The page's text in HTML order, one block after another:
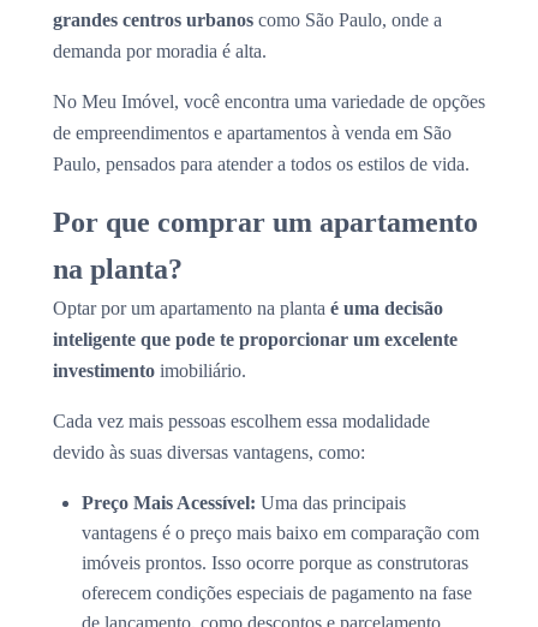
grandes centros urbanos como São Paulo, onde a
demanda por moradia é alta.
No Meu Imóvel, você encontra uma variedade de opções
de empreendimentos e apartamentos à venda em São
Paulo, pensados para atender a todos os estilos de vida.
Por que comprar um apartamento
na planta?
Optar por um apartamento na planta é uma decisão
inteligente que pode te proporcionar um excelente
investimento imobiliário.
Cada vez mais pessoas escolhem essa modalidade
devido às suas diversas vantagens, como:
Preço Mais Acessível: Uma das principais
vantagens é o preço mais baixo em comparação com
imóveis prontos. Isso ocorre porque as construtoras
oferecem condições especiais de pagamento na fase
de lançamento, como descontos e parcelamento